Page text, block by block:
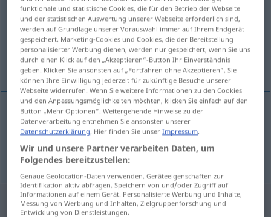
Übersicht aller Übersetzungen
(Für mehr Details die Übersetzung anklicken/antippen)
genug haben von, die Lust verlieren
genug habenvon DAT usanmak
dieLust verlieren (ZU + INF) usanmak
funktionale und statistische Cookies, die für den Betrieb der Webseite
und der statistischen Auswertung unserer Webseite erforderlich sind,
werden auf Grundlage unserer Vorauswahl immer auf Ihrem Endgerät
gespeichert. Marketing-Cookies und Cookies, die der Bereitstellung
personalisierter Werbung dienen, werden nur gespeichert, wenn Sie uns
durch einen Klick auf den „Akzeptieren“-Button Ihr Einverständnis
geben. Klicken Sie ansonsten auf „Fortfahren ohne Akzeptieren“. Sie
können Ihre Einwilligung jederzeit für zukünftige Besuche unserer
Webseite widerrufen. Wenn Sie weitere Informationen zu den Cookies
und den Anpassungsmöglichkeiten möchten, klicken Sie einfach auf den
Button „Mehr Optionen“. Weitergehende Hinweise zu der
Datenverarbeitung entnehmen Sie ansonsten unserer
Datenschutzerklärung. Hier finden Sie unserImpressum.
Wir und unsere Partner verarbeiten Daten, um
Folgendes bereitzustellen:
Genaue Geolocation-Daten verwenden. Geräteeigenschaften zur
Identifikation aktiv abfragen. Speichern von und/oder Zugriff auf
Informationen auf einem Gerät. Personalisierte Werbung und Inhalte,
Messung von Werbung und Inhalten, Zielgruppenforschung und
Entwicklung von Dienstleistungen.